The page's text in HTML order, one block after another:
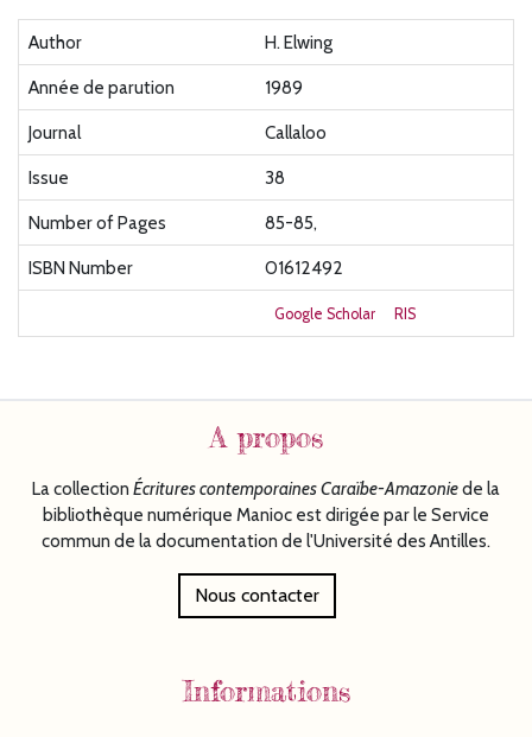
Author
H. Elwing
Année de parution
1989
Journal
Callaloo
Issue
38
Number of Pages
85-85,
ISBN Number
01612492
Google Scholar RIS
A propos
La collection Écriturescontemporaines Caraïbe-Amazoniede la
bibliothèque numérique Manioc est dirigée par le Service
commun de la documentation de l'Université des Antilles.
Nous contacter
Informations